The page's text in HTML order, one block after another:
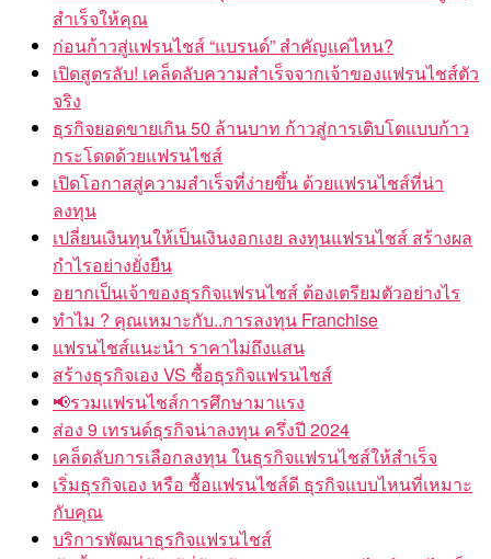
สำเร็จให้คุณ
ก่อนก้าวสู่แฟรนไชส์ “แบรนด์” สำคัญแค่ไหน?
เปิดสูตรลับ! เคล็ดลับความสำเร็จจากเจ้าของแฟรนไชส์ตัว
จริง
ธุรกิจยอดขายเกิน 50 ล้านบาท ก้าวสู่การเติบโตแบบก้าว
กระโดดด้วยแฟรนไชส์
เปิดโอกาสสู่ความสำเร็จที่ง่ายขึ้น ด้วยแฟรนไชส์ที่น่า
ลงทุน
เปลี่ยนเงินทุนให้เป็นเงินงอกเงย ลงทุนแฟรนไชส์ สร้างผล
กำไรอย่างยั่งยืน
อยากเป็นเจ้าของธุรกิจแฟรนไชส์ ต้องเตรียมตัวอย่างไร
ทำไม ? คุณเหมาะกับ..การลงทุน Franchise
แฟรนไชส์แนะนำ ราคาไม่ถึงแสน
สร้างธุรกิจเอง VS ซื้อธุรกิจแฟรนไชส์
📢รวมแฟรนไชส์การศึกษามาแรง
ส่อง 9 เทรนด์ธุรกิจน่าลงทุน ครึ่งปี 2024
เคล็ดลับการเลือกลงทุน ในธุรกิจแฟรนไชส์ให้สำเร็จ
เริ่มธุรกิจเอง หรือ ซื้อแฟรนไชส์ดี ธุรกิจแบบไหนที่เหมาะ
กับคุณ
บริการพัฒนาธุรกิจแฟรนไชส์